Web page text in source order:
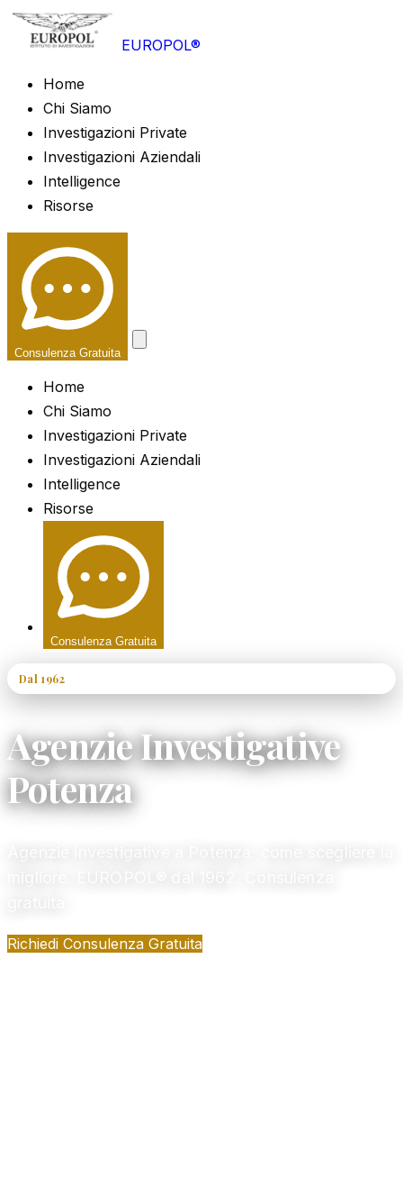
EUROPOL®
Home
Chi Siamo
Investigazioni Private
Investigazioni Aziendali
Intelligence
Risorse
Consulenza Gratuita
Home
Chi Siamo
Investigazioni Private
Investigazioni Aziendali
Intelligence
Risorse
Consulenza Gratuita
Dal 1962
Agenzie Investigative
Potenza
Richiedi Consulenza Gratuita